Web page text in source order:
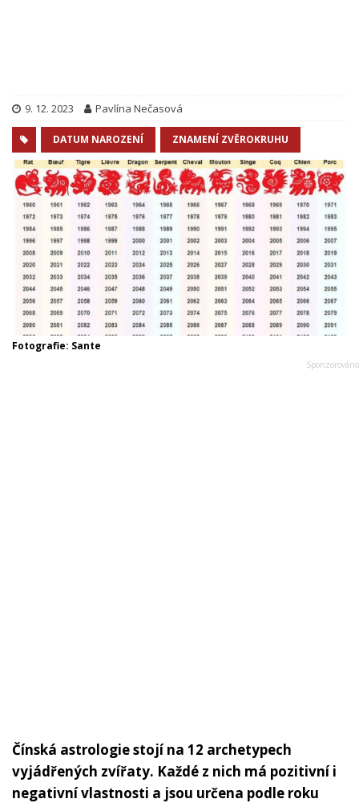
9. 12. 2023 Pavlína Nečasová
DATUM NAROZENÍ ZNAMENÍ ZVĚROKRUHU
Fotografie: Sante
Čínská astrologie stojí na 12 archetypech
vyjádřených zvířaty. Každé z nich má pozitivní i
negativní vlastnosti a jsou určena podle roku